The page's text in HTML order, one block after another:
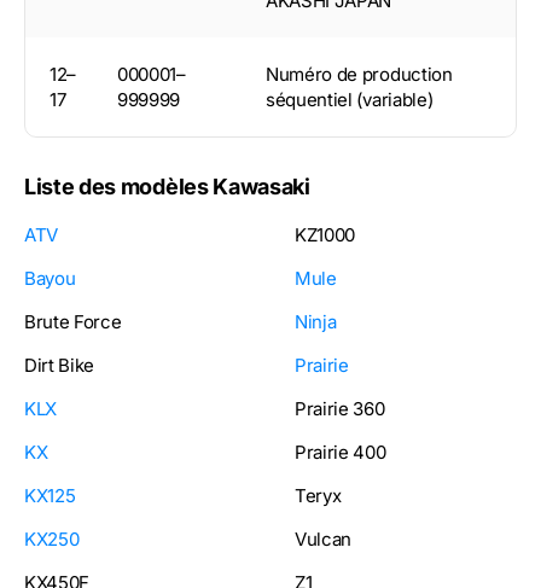
12–
17
000001–
999999
Numéro de production
séquentiel (variable)
Liste des modèles Kawasaki
ATV
Bayou
Brute Force
Dirt Bike
KLX
KX
KX125
KX250
KX450F
KZ1000
Mule
Ninja
Prairie
Prairie 360
Prairie 400
Teryx
Vulcan
Z1